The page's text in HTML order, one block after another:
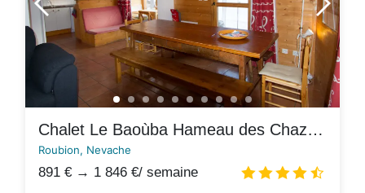
Chalet Le Baoùba Hameau des Chazals Nevache Hautes Alpes
Roubion, Nevache
891 € → 1 846 €/ semaine